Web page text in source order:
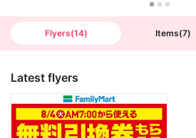
Flyers(14) Items(7)
Latest flyers